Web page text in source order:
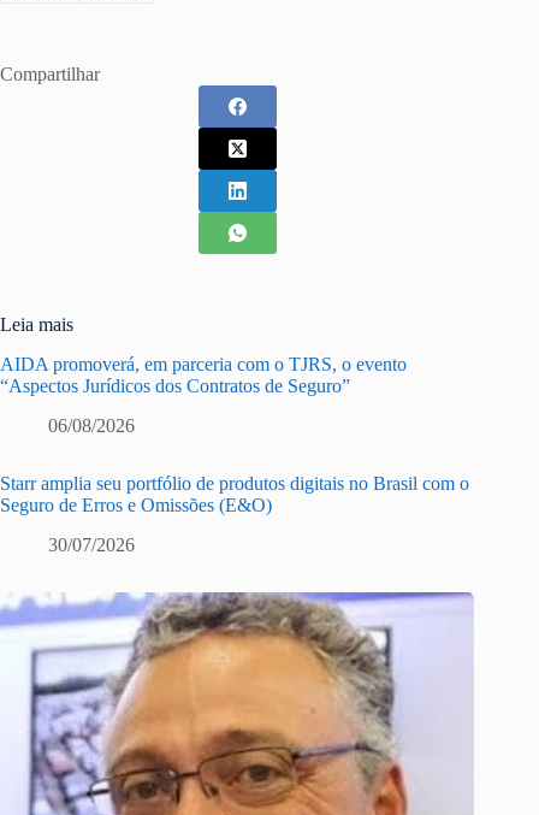
Compartilhar
Leia mais
AIDA promoverá, em parceria com o TJRS, o evento
“Aspectos Jurídicos dos Contratos de Seguro”
06/08/2026
Starr amplia seu portfólio de produtos digitais no Brasil com o
Seguro de Erros e Omissões (E&O)
30/07/2026